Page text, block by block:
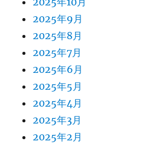
2025年9月
2025年8月
2025年7月
2025年6月
2025年5月
2025年4月
2025年3月
2025年2月